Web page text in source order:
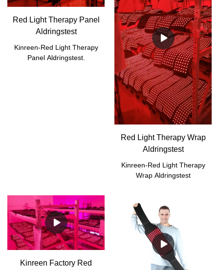
Red Light Therapy Panel
Aldringstest
Kinreen-Red Light Therapy
Panel Aldringstest.
Red Light Therapy Wrap
Aldringstest
Kinreen-Red Light Therapy
Wrap Aldringstest
Kinreen Factory Red